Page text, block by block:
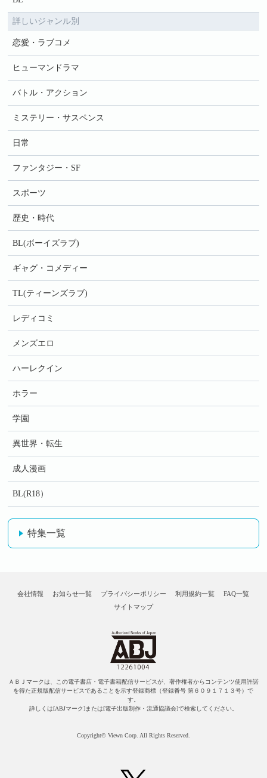
詳しいジャンル別
恋愛・ラブコメ
ヒューマンドラマ
バトル・アクション
ミステリー・サスペンス
日常
ファンタジー・SF
スポーツ
歴史・時代
BL(ボーイズラブ)
ギャグ・コメディー
TL(ティーンズラブ)
レディコミ
メンズエロ
ハーレクイン
ホラー
学園
異世界・転生
成人漫画
BL(R18）
特集一覧
会社情報 お知らせ一覧 プライバシーポリシー 利用規約一覧
FAQ一覧
サイトマップ
ＡＢＪマークは、この電子書店・電子書籍配信サービスが、著作権者からコンテンツ使用許諾
を得た正規版配信サービスであることを示す登録商標（登録番号 第６０９１７１３号）で
す。
詳しくは[ABJマーク]または[電子出版制作・流通協議会]で検索してください。
Copyright© Viewn Corp. All Rights Reserved.